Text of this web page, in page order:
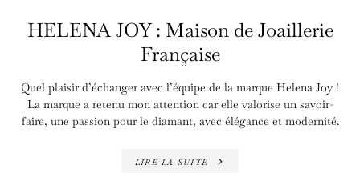
HELENA JOY : Maison de Joaillerie
Française
Quel plaisir d’échanger avec l’équipe de la marque Helena Joy !
La marque a retenu mon attention car elle valorise un savoir-
faire, une passion pour le diamant, avec élégance et modernité.
LIRE LA SUITE